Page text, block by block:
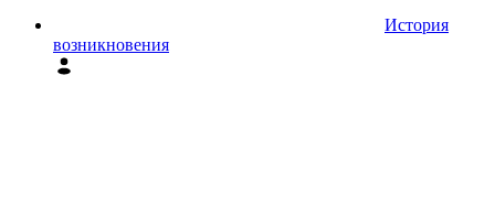
История
возникновения